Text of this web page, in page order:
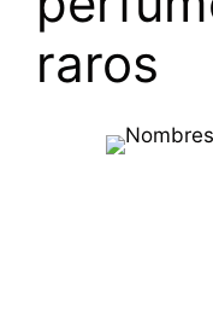
raros